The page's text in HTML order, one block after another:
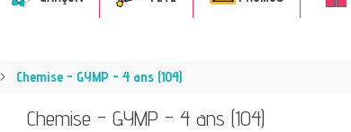
Chemise - GYMP - 4 ans (104)
Chemise - GYMP - 4 ans (104)